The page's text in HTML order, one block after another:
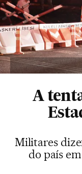
A
Militares
do país